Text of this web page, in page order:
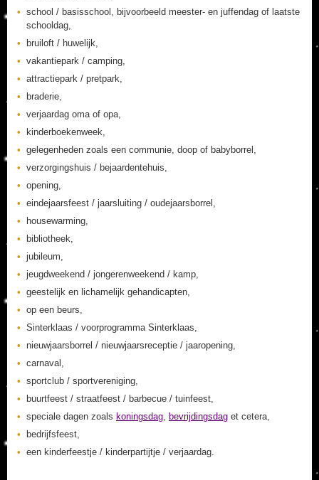
school / basisschool, bijvoorbeeld meester- en juffendag of laatste
schooldag,
bruiloft / huwelijk,
vakantiepark / camping,
attractiepark / pretpark,
braderie,
verjaardag oma of opa,
kinderboekenweek,
gelegenheden zoals een communie, doop of babyborrel,
verzorgingshuis / bejaardentehuis,
opening,
eindejaarsfeest / jaarsluiting / oudejaarsborrel,
housewarming,
bibliotheek,
jubileum,
jeugdweekend / jongerenweekend / kamp,
geestelijk en lichamelijk gehandicapten,
op een beurs,
Sinterklaas / voorprogramma Sinterklaas,
nieuwjaarsborrel / nieuwjaarsreceptie / jaaropening,
carnaval,
sportclub / sportvereniging,
buurtfeest / straatfeest / barbecue / tuinfeest,
speciale dagen zoals koningsdag, bevrijdingsdag et cetera,
bedrijfsfeest,
een kinderfeestje / kinderpartijtje / verjaardag.